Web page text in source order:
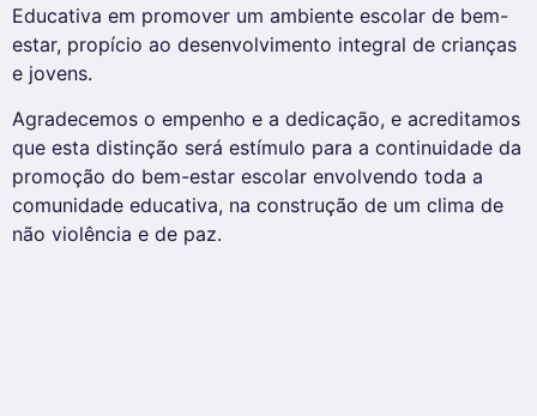
Educativa em promover um ambiente escolar de bem-
estar, propício ao desenvolvimento integral de crianças
e jovens.
Agradecemos o empenho e a dedicação, e acreditamos
que esta distinção será estímulo para a continuidade da
promoção do bem-estar escolar envolvendo toda a
comunidade educativa, na construção de um clima de
não violência e de paz.